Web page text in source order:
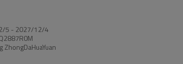
5 - 2027/12/4
ZhongDaHuaYuan